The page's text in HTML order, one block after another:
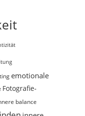
emotionale
Fotografie-
balance